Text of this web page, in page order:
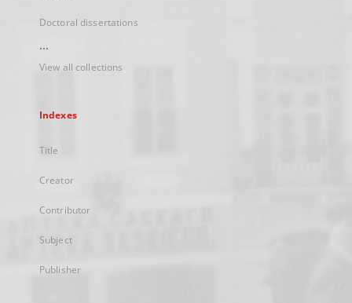
Doctoral dissertations
...
View all collections
Indexes
Title
Creator
Contributor
Subject
Publisher